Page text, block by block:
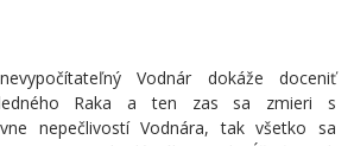
Vodnár dokáže doceniť
Raka a ten zas sa zmieri s
nepečlivostí Vodnára, tak všetko sa